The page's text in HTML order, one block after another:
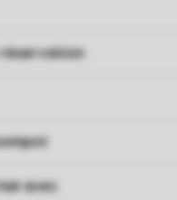
avec